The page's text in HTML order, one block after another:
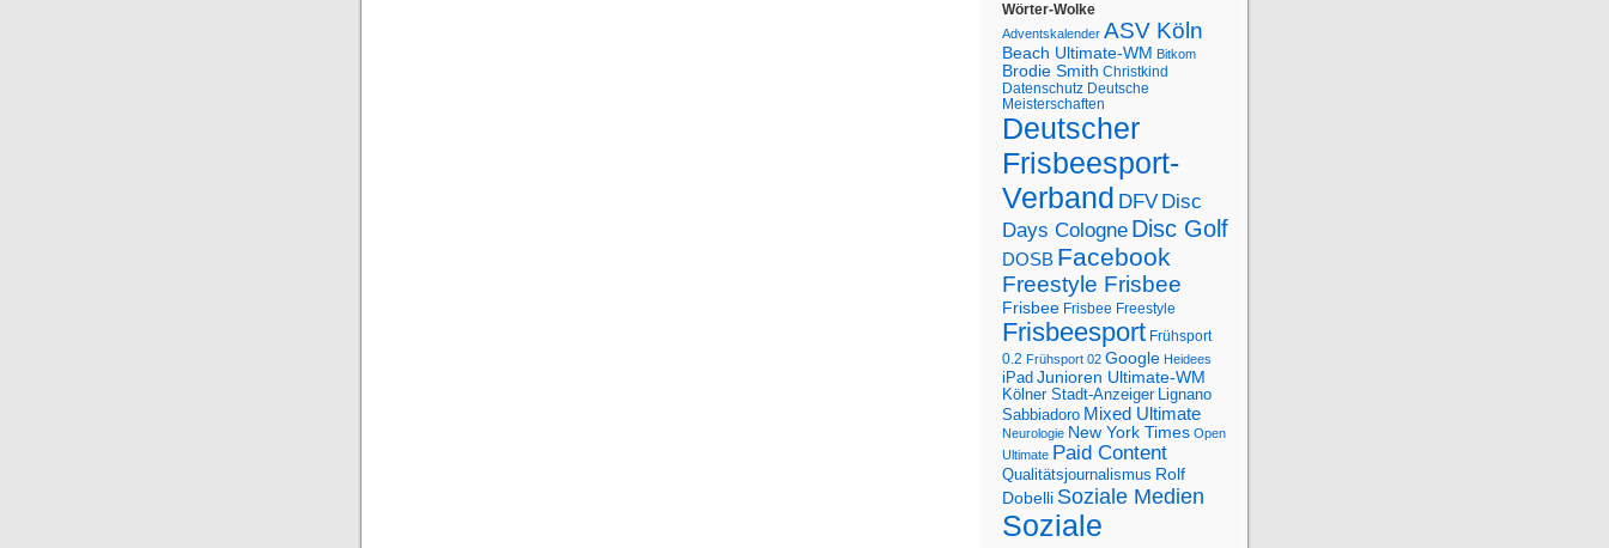
Wörter-Wolke
Adventskalender ASV Köln
Beach Ultimate-WM Bitkom
Brodie Smith Christkind
Datenschutz Deutsche
Meisterschaften
Deutscher
Frisbeesport-
Verband DFV Disc
Days Cologne Disc Golf
DOSB Facebook
Freestyle Frisbee
Frisbee Frisbee Freestyle
Frisbeesport Frühsport
0.2 Frühsport 02 Google Heidees
iPad Junioren Ultimate-WM
Kölner Stadt-Anzeiger Lignano
Sabbiadoro Mixed Ultimate
Neurologie New York Times Open
Ultimate Paid Content
Qualitätsjournalismus Rolf
Dobelli Soziale Medien
Soziale